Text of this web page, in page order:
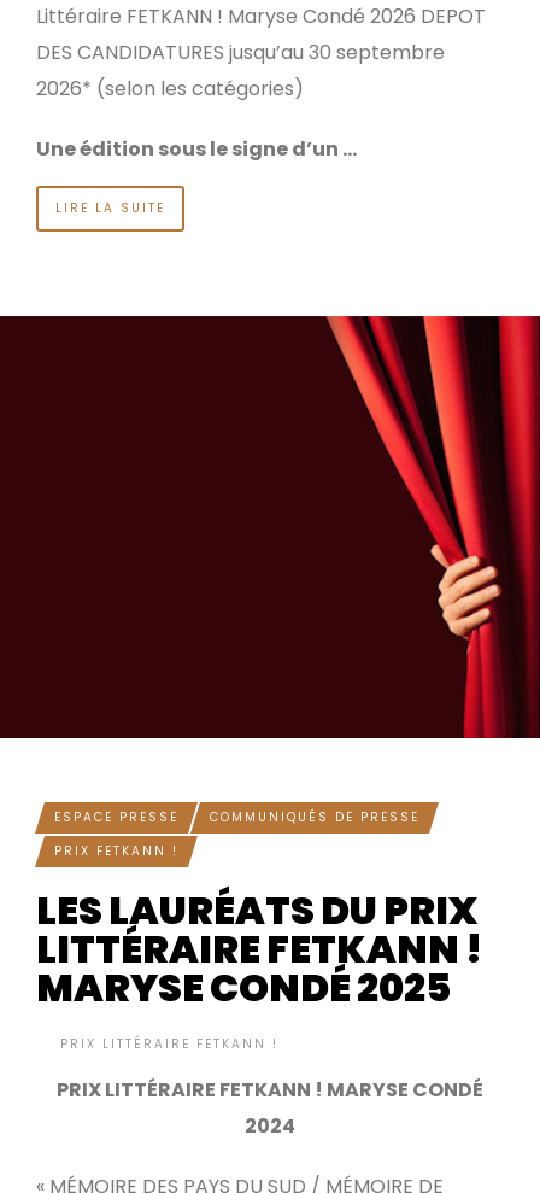
Littéraire FETKANN ! Maryse Condé 2026 DEPOT
DES CANDIDATURES jusqu’au 30 septembre
2026* (selon les catégories)
Une édition sous le signe d’un …
LIRE LA SUITE
ESPACE PRESSE
COMMUNIQUÉS DE PRESSE
PRIX FETKANN !
LES LAURÉATS DU PRIX
LITTÉRAIRE FETKANN !
MARYSE CONDÉ 2025
PRIX LITTÉRAIRE FETKANN !
PRIX LITTÉRAIRE FETKANN ! MARYSE CONDÉ
2024
« MÉMOIRE DES PAYS DU SUD / MÉMOIRE DE